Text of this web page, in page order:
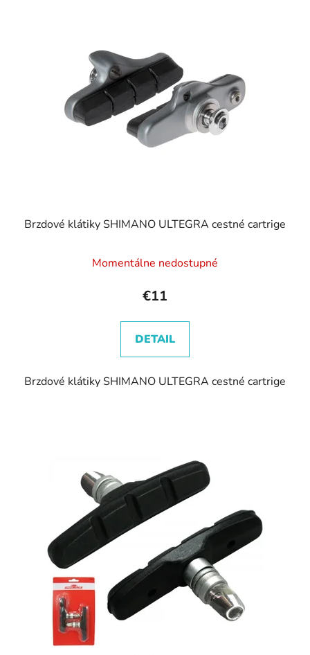
Brzdové klátiky SHIMANO ULTEGRA cestné cartrige
Momentálne nedostupné
€11
DETAIL
Brzdové klátiky SHIMANO ULTEGRA cestné cartrige